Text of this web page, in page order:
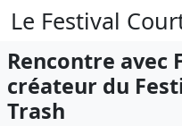
Le Festival
Rencontre avec
créateur du
Trash